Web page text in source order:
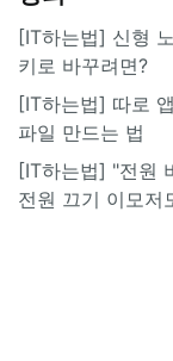
[IT하는법] 신형
키로 바꾸려면?
[IT하는법] 따로
파일 만드는 법
[IT하는법] "전원
전원 끄기 이모저